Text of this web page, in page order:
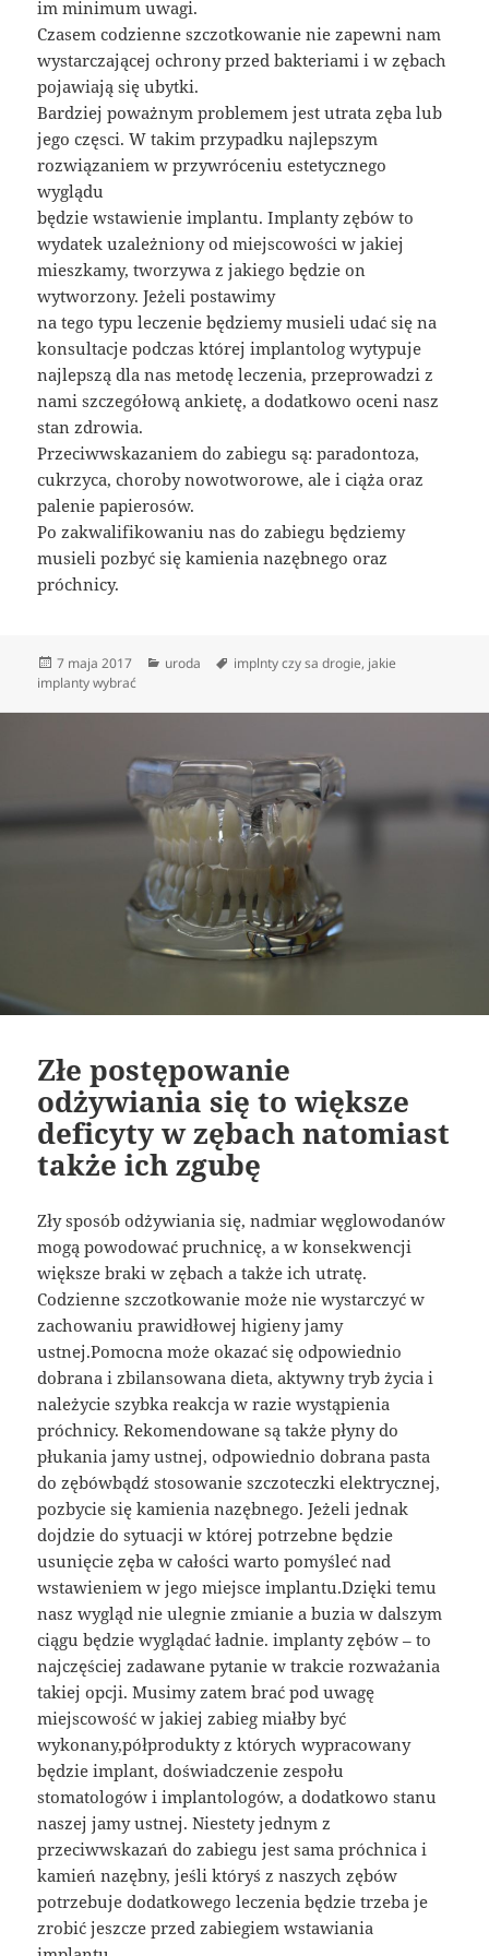
im minimum uwagi.
Czasem codzienne szczotkowanie nie zapewni nam
wystarczającej ochrony przed bakteriami i w zębach
pojawiają się ubytki.
Bardziej poważnym problemem jest utrata zęba lub
jego częsci. W takim przypadku najlepszym
rozwiązaniem w przywróceniu estetycznego
wyglądu
będzie wstawienie implantu. Implanty zębów to
wydatek uzależniony od miejscowości w jakiej
mieszkamy, tworzywa z jakiego będzie on
wytworzony. Jeżeli postawimy
na tego typu leczenie będziemy musieli udać się na
konsultacje podczas której implantolog wytypuje
najlepszą dla nas metodę leczenia, przeprowadzi z
nami szczegółową ankietę, a dodatkowo oceni nasz
stan zdrowia.
Przeciwwskazaniem do zabiegu są: paradontoza,
cukrzyca, choroby nowotworowe, ale i ciąża oraz
palenie papierosów.
Po zakwalifikowaniu nas do zabiegu będziemy
musieli pozbyć się kamienia nazębnego oraz
próchnicy.
Data
publikacji
7 maja 2017 Kategorie
uroda Tagi
implnty czy sa drogie, jakie
implanty wybrać
Złe postępowanie
odżywiania się to większe
deficyty w zębach natomiast
także ich zgubę
Zły sposób odżywiania się, nadmiar węglowodanów
mogą powodować pruchnicę, a w konsekwencji
większe braki w zębach a także ich utratę.
Codzienne szczotkowanie może nie wystarczyć w
zachowaniu prawidłowej higieny jamy
ustnej.Pomocna może okazać się odpowiednio
dobrana i zbilansowana dieta, aktywny tryb życia i
należycie szybka reakcja w razie wystąpienia
próchnicy. Rekomendowane są także płyny do
płukania jamy ustnej, odpowiednio dobrana pasta
do zębówbądź stosowanie szczoteczki elektrycznej,
pozbycie się kamienia nazębnego. Jeżeli jednak
dojdzie do sytuacji w której potrzebne będzie
usunięcie zęba w całości warto pomyśleć nad
wstawieniem w jego miejsce implantu.Dzięki temu
nasz wygląd nie ulegnie zmianie a buzia w dalszym
ciągu będzie wyglądać ładnie. implanty zębów – to
najczęściej zadawane pytanie w trakcie rozważania
takiej opcji. Musimy zatem brać pod uwagę
miejscowość w jakiej zabieg miałby być
wykonany,półprodukty z których wypracowany
będzie implant, doświadczenie zespołu
stomatologów i implantologów, a dodatkowo stanu
naszej jamy ustnej. Niestety jednym z
przeciwwskazań do zabiegu jest sama próchnica i
kamień nazębny, jeśli któryś z naszych zębów
potrzebuje dodatkowego leczenia będzie trzeba je
zrobić jeszcze przed zabiegiem wstawiania